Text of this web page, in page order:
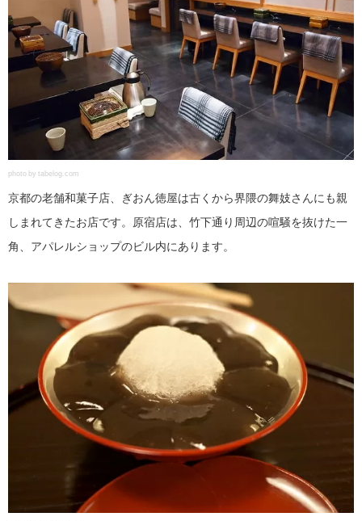
photo by tabelog.com
京都の老舗和菓子店、ぎおん徳屋は古くから界隈の舞妓さんにも親
しまれてきたお店です。原宿店は、竹下通り周辺の喧騒を抜けた一
角、アパレルショップのビル内にあります。